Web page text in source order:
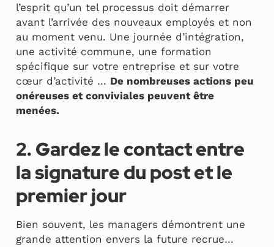
l’esprit qu’un tel processus doit démarrer
avant l’arrivée des nouveaux employés et non
au moment venu. Une journée d’intégration,
une activité commune, une formation
spécifique sur votre entreprise et sur votre
cœur d’activité … De nombreuses actions peu
onéreuses et conviviales peuvent être
menées.
2. Gardez le contact entre
la signature du post et le
premier jour
Bien souvent, les managers démontrent une
grande attention envers la future recrue…